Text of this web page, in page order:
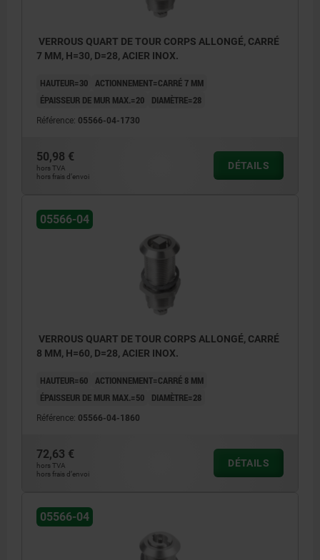
Actionnement :
a) Profil carré 7 mm
c) Double panneton 3 mm
f) Clé à trois pans 7 mm
1) Joint torique
2) Joint plat
VERROUS QUART DE TOUR CORPS ALLONGÉ, CARRÉ
7 MM, H=30, D=28, ACIER INOX.
HAUTEUR=30 ACTIONNEMENT=CARRÉ 7 MM
ÉPAISSEUR DE MUR MAX.=20
DIAMÈTRE=28
Référence: 05566-04-1730
50,98 €
hors TVA
hors frais d’envoi
DÉTAILS
05566-04
VERROUS QUART DE TOUR CORPS ALLONGÉ, CARRÉ
8 MM, H=60, D=28, ACIER INOX.
HAUTEUR=60 ACTIONNEMENT=CARRÉ 8 MM
ÉPAISSEUR DE MUR MAX.=50
DIAMÈTRE=28
Référence: 05566-04-1860
72,63 €
hors TVA
hors frais d’envoi
DÉTAILS
05566-04